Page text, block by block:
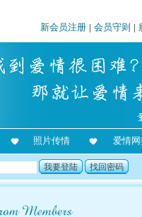
新会员注册 | 会员守则 |
照片传情 爱情
我要登陆 找回密码